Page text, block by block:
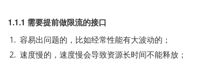
1.1.1 需要提前做限流的接口
容易出问题的，比如经常性能有大波动的；
速度慢的，速度慢会导致资源长时间不能释放；